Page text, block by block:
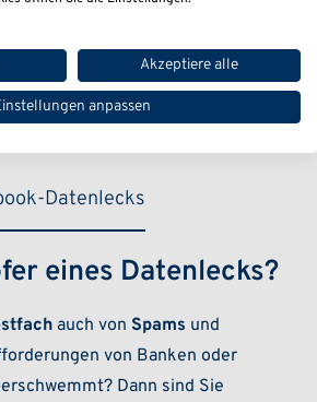
Ihre Betroffenheit.
Datenlecks
eines Datenlecks?
auch vonSpams und
von Banken oder
Dann sind Sie
Akzeptiere alle
anpassen